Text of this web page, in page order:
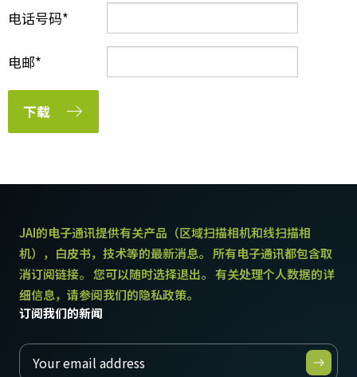
电话号码
电邮
下载
JAI的电子通讯提供有关产品（区域扫描相机和线扫描相
机），白皮书，技术等的最新消息。 所有电子通讯都包含取
消订阅链接。 您可以随时选择退出。 有关处理个人数据的详
细信息，请参阅我们的隐私政策。
订阅我们的新闻